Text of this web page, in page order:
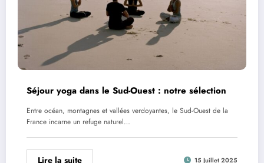
Séjour yoga dans le Sud-Ouest : notre sélection
Entre océan, montagnes et vallées verdoyantes, le Sud-Ouest de la
France incarne un refuge naturel…
Lire la suite 15 Juillet 2025